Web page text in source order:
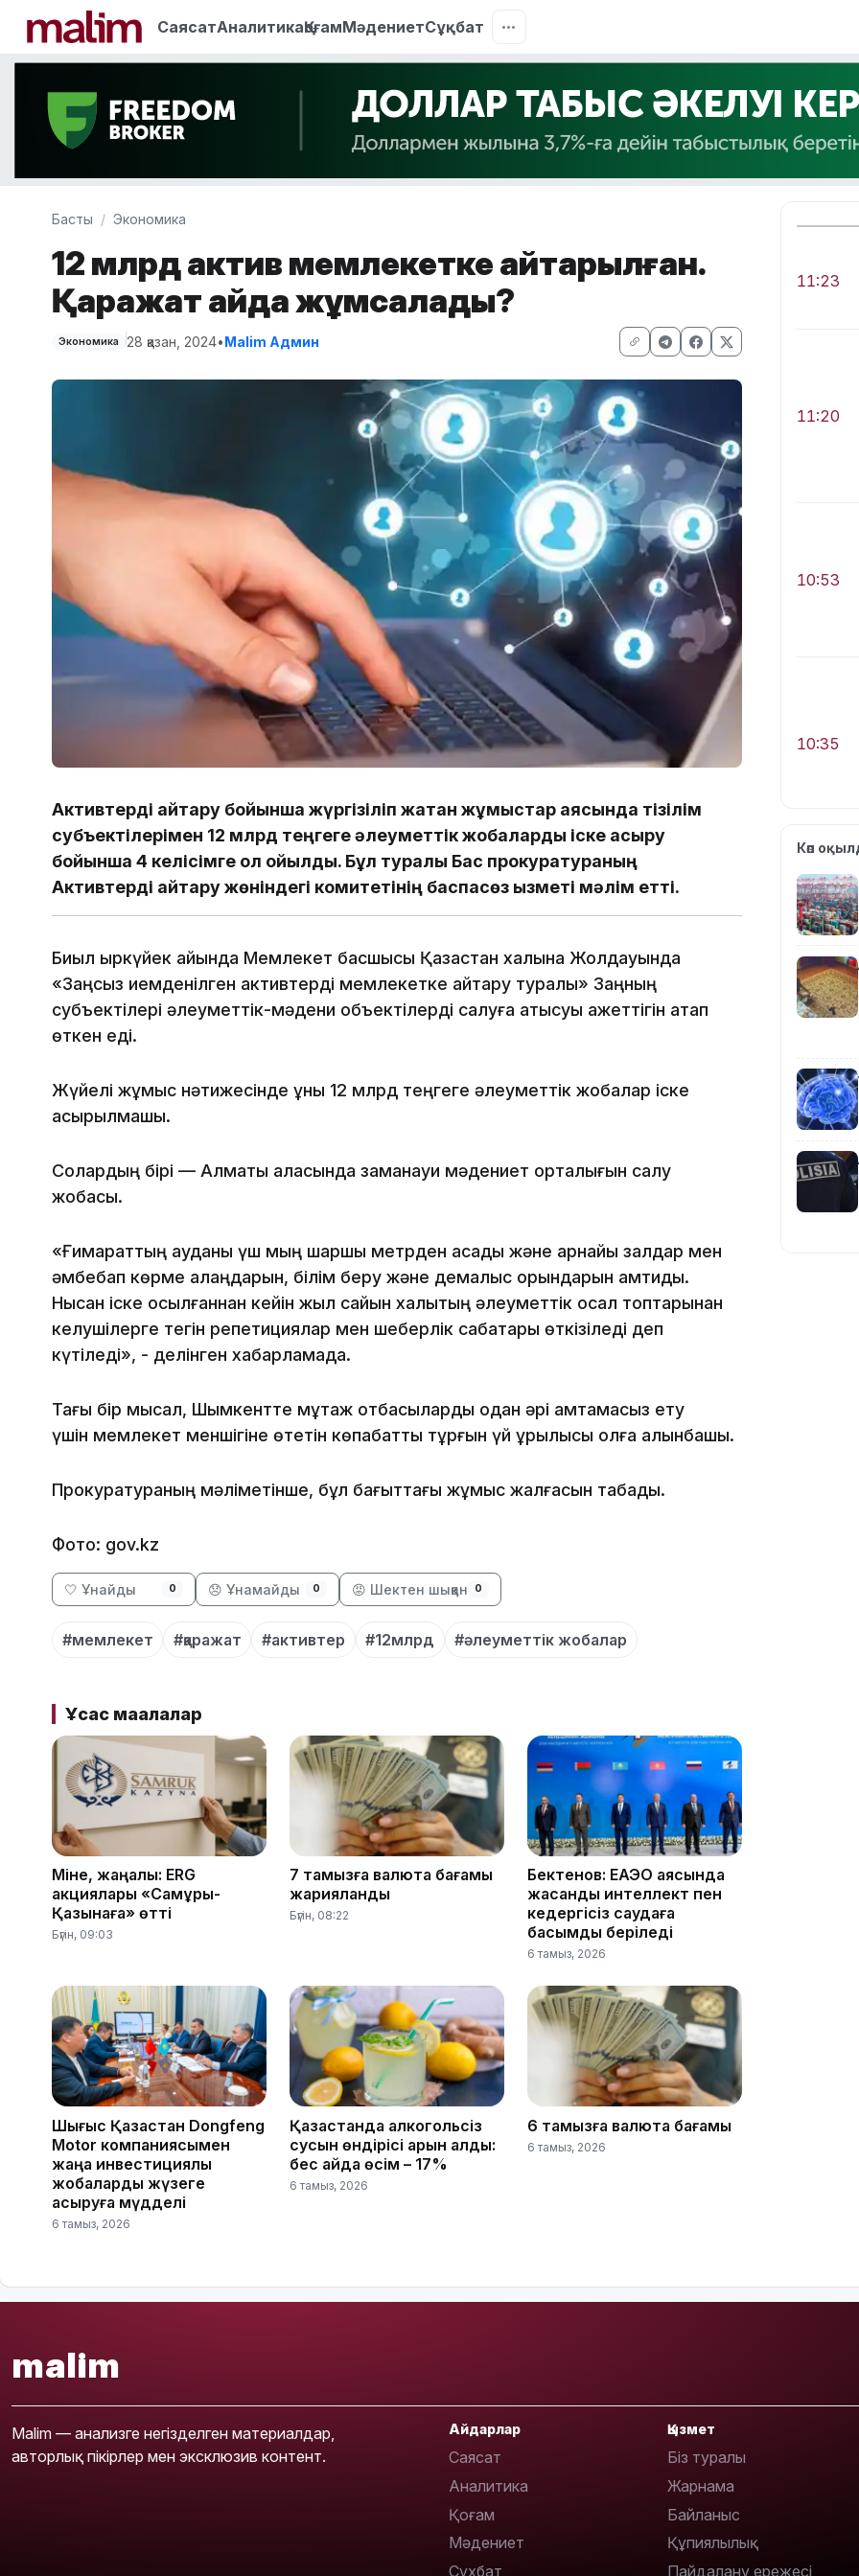
СаясатАналитикаҚоғамМәдениетСұқбат
Басты Экономика
12 млрд актив мемлекетке қайтарылған.
Қаражат қайда жұмсалады?
Экономика 28 қазан, 2024•Malim Админ
Активтерді қайтару бойынша жүргізіліп жатқан жұмыстар аясында тізілім
субъектілерімен 12 млрд теңгеге әлеуметтік жобаларды іске асыру
бойынша 4 келісімге қол қойылды. Бұл туралы Бас прокуратураның
Активтерді қайтару жөніндегі комитетінің баспасөз қызметі мәлім етті.
Биыл қыркүйек айында Мемлекет басшысы Қазақстан халқына Жолдауында
«Заңсыз иемденілген активтерді мемлекетке қайтару туралы» Заңның
субъектілері әлеуметтік-мәдени объектілерді салуға қатысуы қажеттігін атап
өткен еді.
Жүйелі жұмыс нәтижесінде құны 12 млрд теңгеге әлеуметтік жобалар іске
асырылмақшы.
Солардың бірі — Алматы қаласында заманауи мәдениет орталығын салу
жобасы.
«Ғимараттың ауданы үш мың шаршы метрден асады және арнайы залдар мен
әмбебап көрме алаңдарын, білім беру және демалыс орындарын қамтиды.
Нысан іске қосылғаннан кейін жыл сайын халықтың әлеуметтік осал топтарынан
келушілерге тегін репетициялар мен шеберлік сабақтары өткізіледі деп
күтіледі», - делінген хабарламада.
Тағы бір мысал, Шымкентте мұқтаж отбасыларды одан әрі қамтамасыз ету
үшін мемлекет меншігіне өтетін көпқабатты тұрғын үй құрылысы қолға алынбақшы.
Прокуратураның мәліметінше, бұл бағыттағы жұмыс жалғасын табады.
Фото: gov.kz
🤍 Ұнайды 0 😞 Ұнамайды 0 😡 Шектен шыққан 0
#мемлекет #қаражат #активтер #12млрд #әлеуметтік жобалар
Ұқсас мақалалар
Міне, жаңалық: ERG
акциялары «Самұрық-
Қазынаға» өтті
Бүгін, 09:03
7 тамызға валюта бағамы
жарияланды
Бүгін, 08:22
Бектенов: ЕАЭО аясында
жасанды интеллект пен
кедергісіз саудаға
басымдық беріледі
6 тамыз, 2026
Шығыс Қазақстан Dongfeng
Motor компаниясымен
жаңа инвестициялық
жобаларды жүзеге
асыруға мүдделі
6 тамыз, 2026
Қазақстанда алкогольсіз
сусын өндірісі қарқын алды:
бес айда өсім – 17%
6 тамыз, 2026
6 тамызға валюта бағамы
6 тамыз, 2026
11:23
11:20
10:53
10:35
10:25
Көп
malim
Malim — анализге негізделген материалдар,
авторлық пікірлер мен эксклюзив контент.
Айдарлар
Саясат
Аналитика
Қоғам
Мәдениет
Сұхбат
Қызмет
Біз туралы
Жарнама
Байланыс
Құпиялылық
Пайдалану ережесі